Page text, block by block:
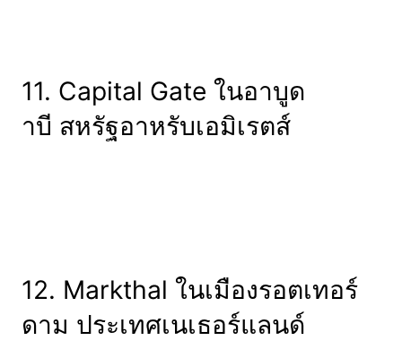
11. Capital Gate ในอาบูด
าบี สหรัฐอาหรับเอมิเรตส์
12. Markthal ในเมืองรอตเทอร์
ดาม ประเทศเนเธอร์แลนด์